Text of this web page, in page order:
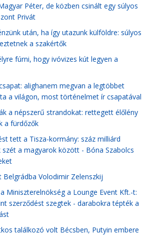
Péter, de közben csinált egy súlyos
Privát
után, ha így utazunk külföldre: súlyos
a szakértők
fúrni, hogy ivóvizes kút legyen a
alighanem megvan a legtöbbet
a világon, most történelmet ír csapatával
a népszerű strandokat: rettegett élőlény
a fürdőzők
tett a Tisza-kormány: száz milliárd
a magyarok között - Bóna Szabolcs
Belgrádba Volodimir Zelenszkij
Miniszterelnökség a Lounge Event Kft.-t:
szerződést szegtek - darabokra tépték a
találkozó volt Bécsben, Putyin embere